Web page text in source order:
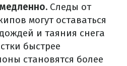
Следы от
могут оставаться
и таяния снега
быстрее
становятся более